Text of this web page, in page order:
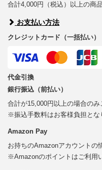
合計4,000円（税込）以上の商
お支払い方法
クレジットカード（一括払い）
代金引換
銀行振込（前払い）
合計が15,000円以上の場合のみ
※振込手数料はお客様負担とな
Amazon Pay
お持ちのAmazonアカウントの
※Amazonのポイントはご利用